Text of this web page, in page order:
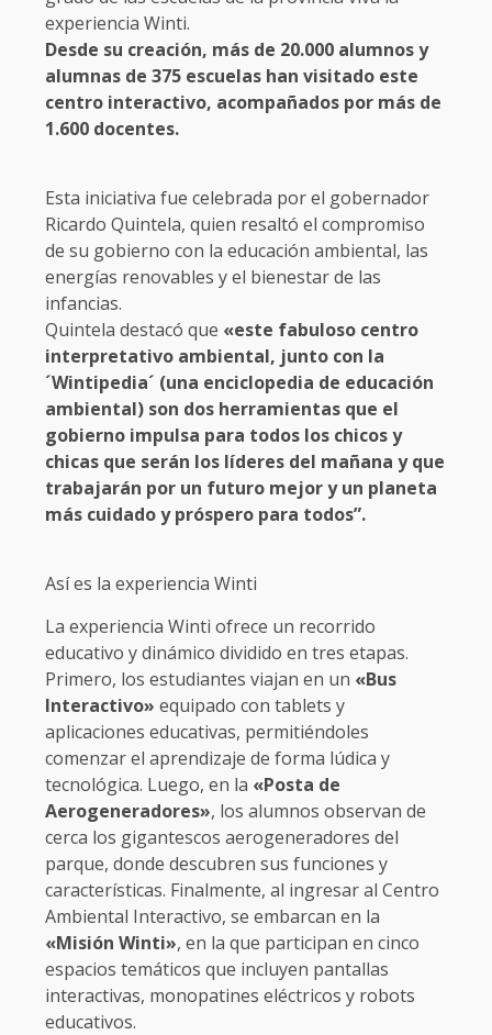
experiencia Winti.
Desde su creación, más de 20.000 alumnos y
alumnas de 375 escuelas han visitado este
centro interactivo, acompañados por más de
1.600 docentes.
Esta iniciativa fue celebrada por el gobernador
Ricardo Quintela, quien resaltó el compromiso
de su gobierno con la educación ambiental, las
energías renovables y el bienestar de las
infancias.
Quintela destacó que «este fabuloso centro
interpretativo ambiental, junto con la
´Wintipedia´ (una enciclopedia de educación
ambiental) son dos herramientas que el
gobierno impulsa para todos los chicos y
chicas que serán los líderes del mañana y que
trabajarán por un futuro mejor y un planeta
más cuidado y próspero para todos”.
Así es la experiencia Winti
La experiencia Winti ofrece un recorrido
educativo y dinámico dividido en tres etapas.
Primero, los estudiantes viajan en un «Bus
Interactivo» equipado con tablets y
aplicaciones educativas, permitiéndoles
comenzar el aprendizaje de forma lúdica y
tecnológica. Luego, en la «Posta de
Aerogeneradores», los alumnos observan de
cerca los gigantescos aerogeneradores del
parque, donde descubren sus funciones y
características. Finalmente, al ingresar al Centro
Ambiental Interactivo, se embarcan en la
«Misión Winti», en la que participan en cinco
espacios temáticos que incluyen pantallas
interactivas, monopatines eléctricos y robots
educativos.